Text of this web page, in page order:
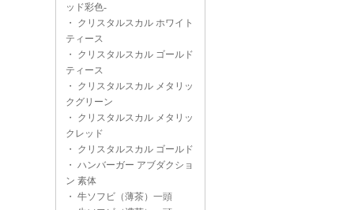
ッド彩色-
・ クリスタルスカル ホワイト
ティース
・ クリスタルスカル ゴールド
ティース
・ クリスタルスカル メタリッ
クグリーン
・ クリスタルスカル メタリッ
クレッド
・ クリスタルスカル ゴールド
・ ハンバーガー アブダクショ
ン 素体
・ 牛ソフビ（薄茶）一頭